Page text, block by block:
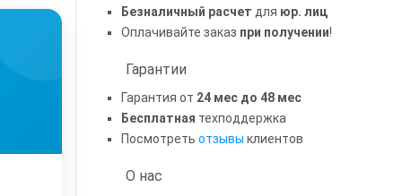
Безналичный расчет для юр. лиц
Оплачивайте заказ при получении!
Гарантии
Гарантия от 24 мес до 48 мес
Бесплатная техподдержка
Посмотреть отзывы клиентов
О нас